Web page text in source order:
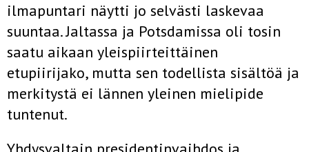
ilmapuntari näytti jo selvästi laskevaa
suuntaa. Jaltassa ja Potsdamissa oli tosin
saatu aikaan yleispiirteittäinen
etupiirijako, mutta sen todellista sisältöä ja
merkitystä ei lännen yleinen mielipide
tuntenut.